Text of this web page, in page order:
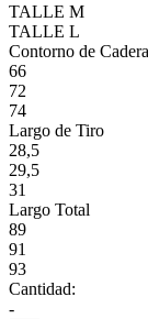
TALLE M
TALLE L
Contorno de Cadera
66
72
74
Largo de Tiro
28,5
29,5
31
Largo Total
89
91
93
Cantidad:
-